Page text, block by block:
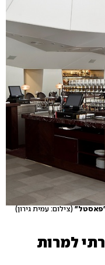
(צילום: עמית גירון)
למרות